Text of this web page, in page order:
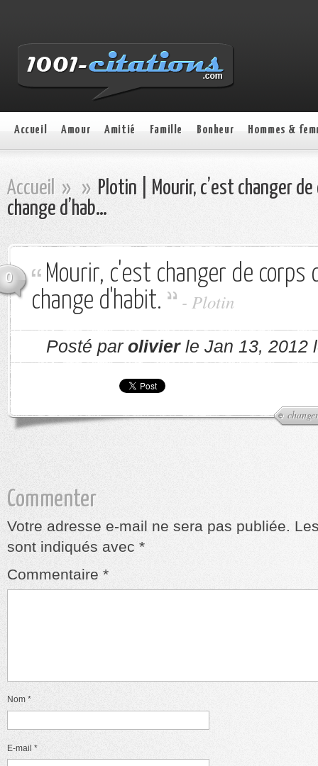
Accueil Amour Amitié Famille Bonheur Hommes &
Accueil » » Plotin | Mourir, c’est changer
change d’hab…
0
Mourir, c'est changer de corps
change d'habit.
- Plotin
Posté par olivierle Jan 13, 2012
changer
Commenter
Votre adresse e-mail ne sera pas publiée.
sont indiqués avec *
Commentaire *
Nom *
E-mail *